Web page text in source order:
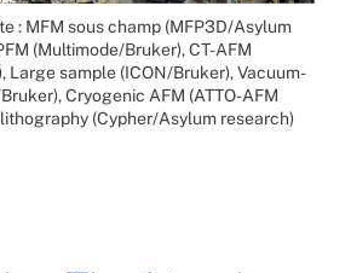
: MFM sous champ (MFP3D/Asylum
(Multimode/Bruker), CT-AFM
Large sample (ICON/Bruker), Vacuum-
Cryogenic AFM (ATTO-AFM
(Cypher/Asylum research)